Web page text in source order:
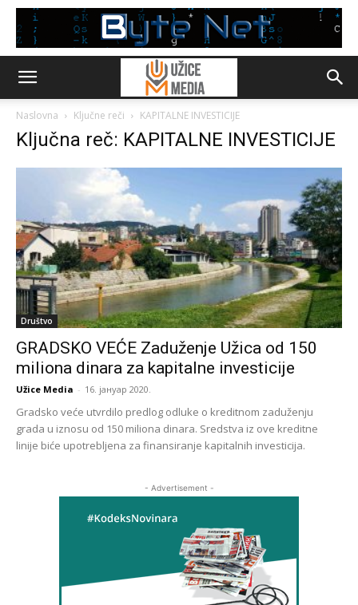
Naslovna Ključne reči KAPITALNE INVESTICIJE
Ključna reč: KAPITALNE INVESTICIJE
Društvo
GRADSKO VEĆE Zaduženje Užica od 150
miliona dinara za kapitalne investicije
Užice Media - 16. јануар 2020.
Gradsko veće utvrdilo predlog odluke o kreditnom zaduženju
grada u iznosu od 150 miliona dinara. Sredstva iz ove kreditne
linije biće upotrebljena za finansiranje kapitalnih investicija.
- Advertisement -